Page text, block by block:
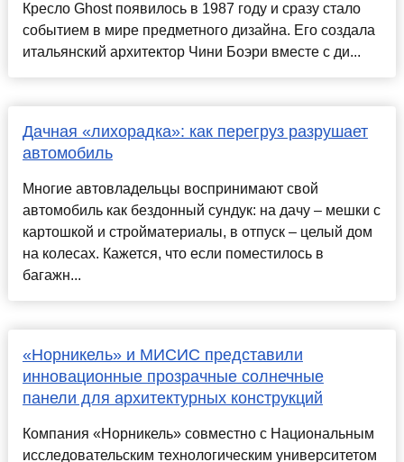
Кресло Ghost появилось в 1987 году и сразу стало
событием в мире предметного дизайна. Его создала
итальянский архитектор Чини Боэри вместе с ди...
Дачная «лихорадка»: как перегруз разрушает
автомобиль
Многие автовладельцы воспринимают свой
автомобиль как бездонный сундук: на дачу – мешки с
картошкой и стройматериалы, в отпуск – целый дом
на колесах. Кажется, что если поместилось в
багажн...
«Норникель» и МИСИС представили
инновационные прозрачные солнечные
панели для архитектурных конструкций
Компания «Норникель» совместно с Национальным
исследовательским технологическим университетом